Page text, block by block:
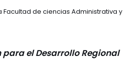
Facultad de ciencias Administrativa y
el Desarrollo Regional